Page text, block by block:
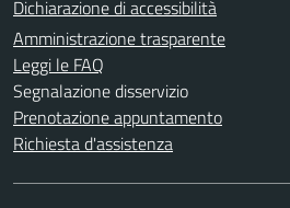
Dichiarazione di accessibilità
Amministrazione trasparente
Leggi le FAQ
Segnalazione disservizio
Prenotazione appuntamento
Richiesta d'assistenza